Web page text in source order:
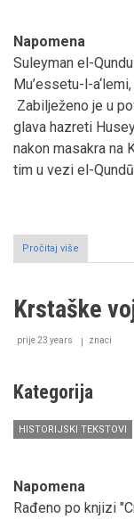
Napomena
Suleyman el-
Mu’essetu-l-
Zabilježeno je u
glava hazreti
nakon masakra na
tim u vezi el-
Pročitaj više
Monah
Huseynova
glava
Krstaške
prije 23 years znaci
Kategorija
HISTORIJSKI TEKSTOVI
Napomena
Rađeno po knjizi